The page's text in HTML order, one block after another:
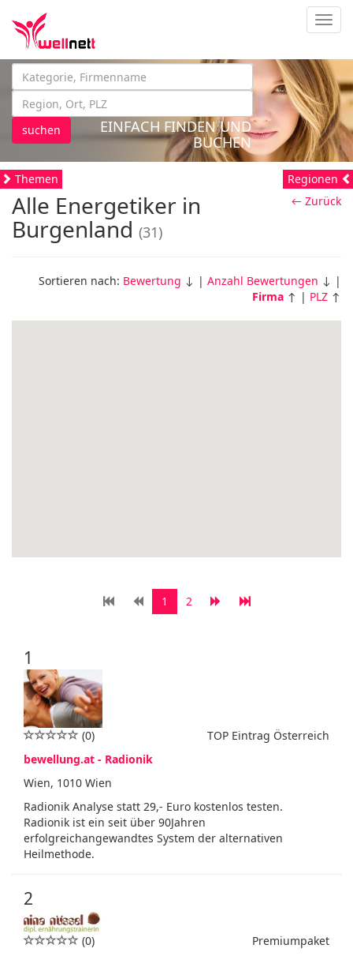
suchen
EINFACH FINDEN UND
BUCHEN
Themen
← Zurück
Alle Energetiker in
Burgenland (31)
Sortieren nach: Bewertung ↓ | Anzahl Bewertungen ↓ |
Firma ↑ | PLZ ↑
1 2
1
TOP Eintrag Österreich
(0)
bewellung.at - Radionik
Wien, 1010 Wien
Radionik Analyse statt 29,- Euro kostenlos testen.
Radionik ist ein seit über 90Jahren
erfolgreichangewandtes System der alternativen
Heilmethode.
2
Premiumpaket
(0)
Regionen